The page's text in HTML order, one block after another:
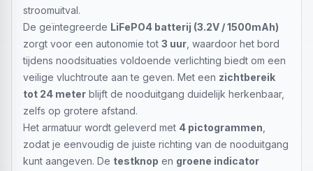
stroomuitval.
De geïntegreerde LiFePO4 batterij (3.2V / 1500mAh)
zorgt voor een autonomie tot 3 uur , waardoor het bord
tijdens noodsituaties voldoende verlichting biedt om een
veilige vluchtroute aan te geven. Met een zichtbereik
tot 24 meter blijft de nooduitgang duidelijk herkenbaar,
zelfs op grotere afstand.
Het armatuur wordt geleverd met 4 pictogrammen
zodat je eenvoudig de juiste richting van de nooduitgang
kunt aangeven. De testknop en groene indicator